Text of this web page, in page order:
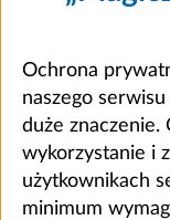
Ochrona
naszego
duże znaczenie.
wykorzystanie i
użytkownikach
minimum